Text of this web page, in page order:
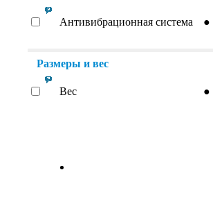
Антивибрационная система ●
Размеры и вес
Вес ●